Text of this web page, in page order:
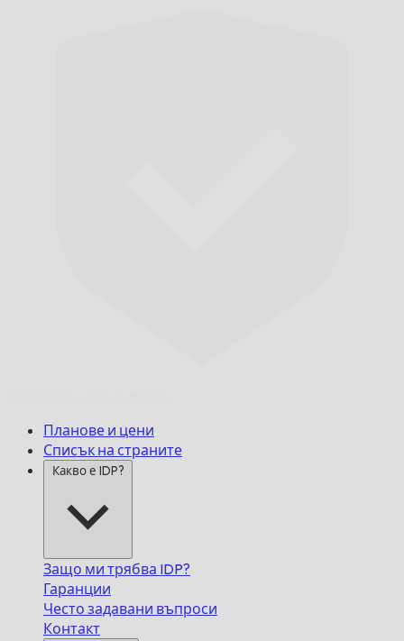
Планове и цени
Списък на страните
Какво е IDP?
Защо ми трябва IDP?
Гаранции
Често задавани въпроси
Контакт